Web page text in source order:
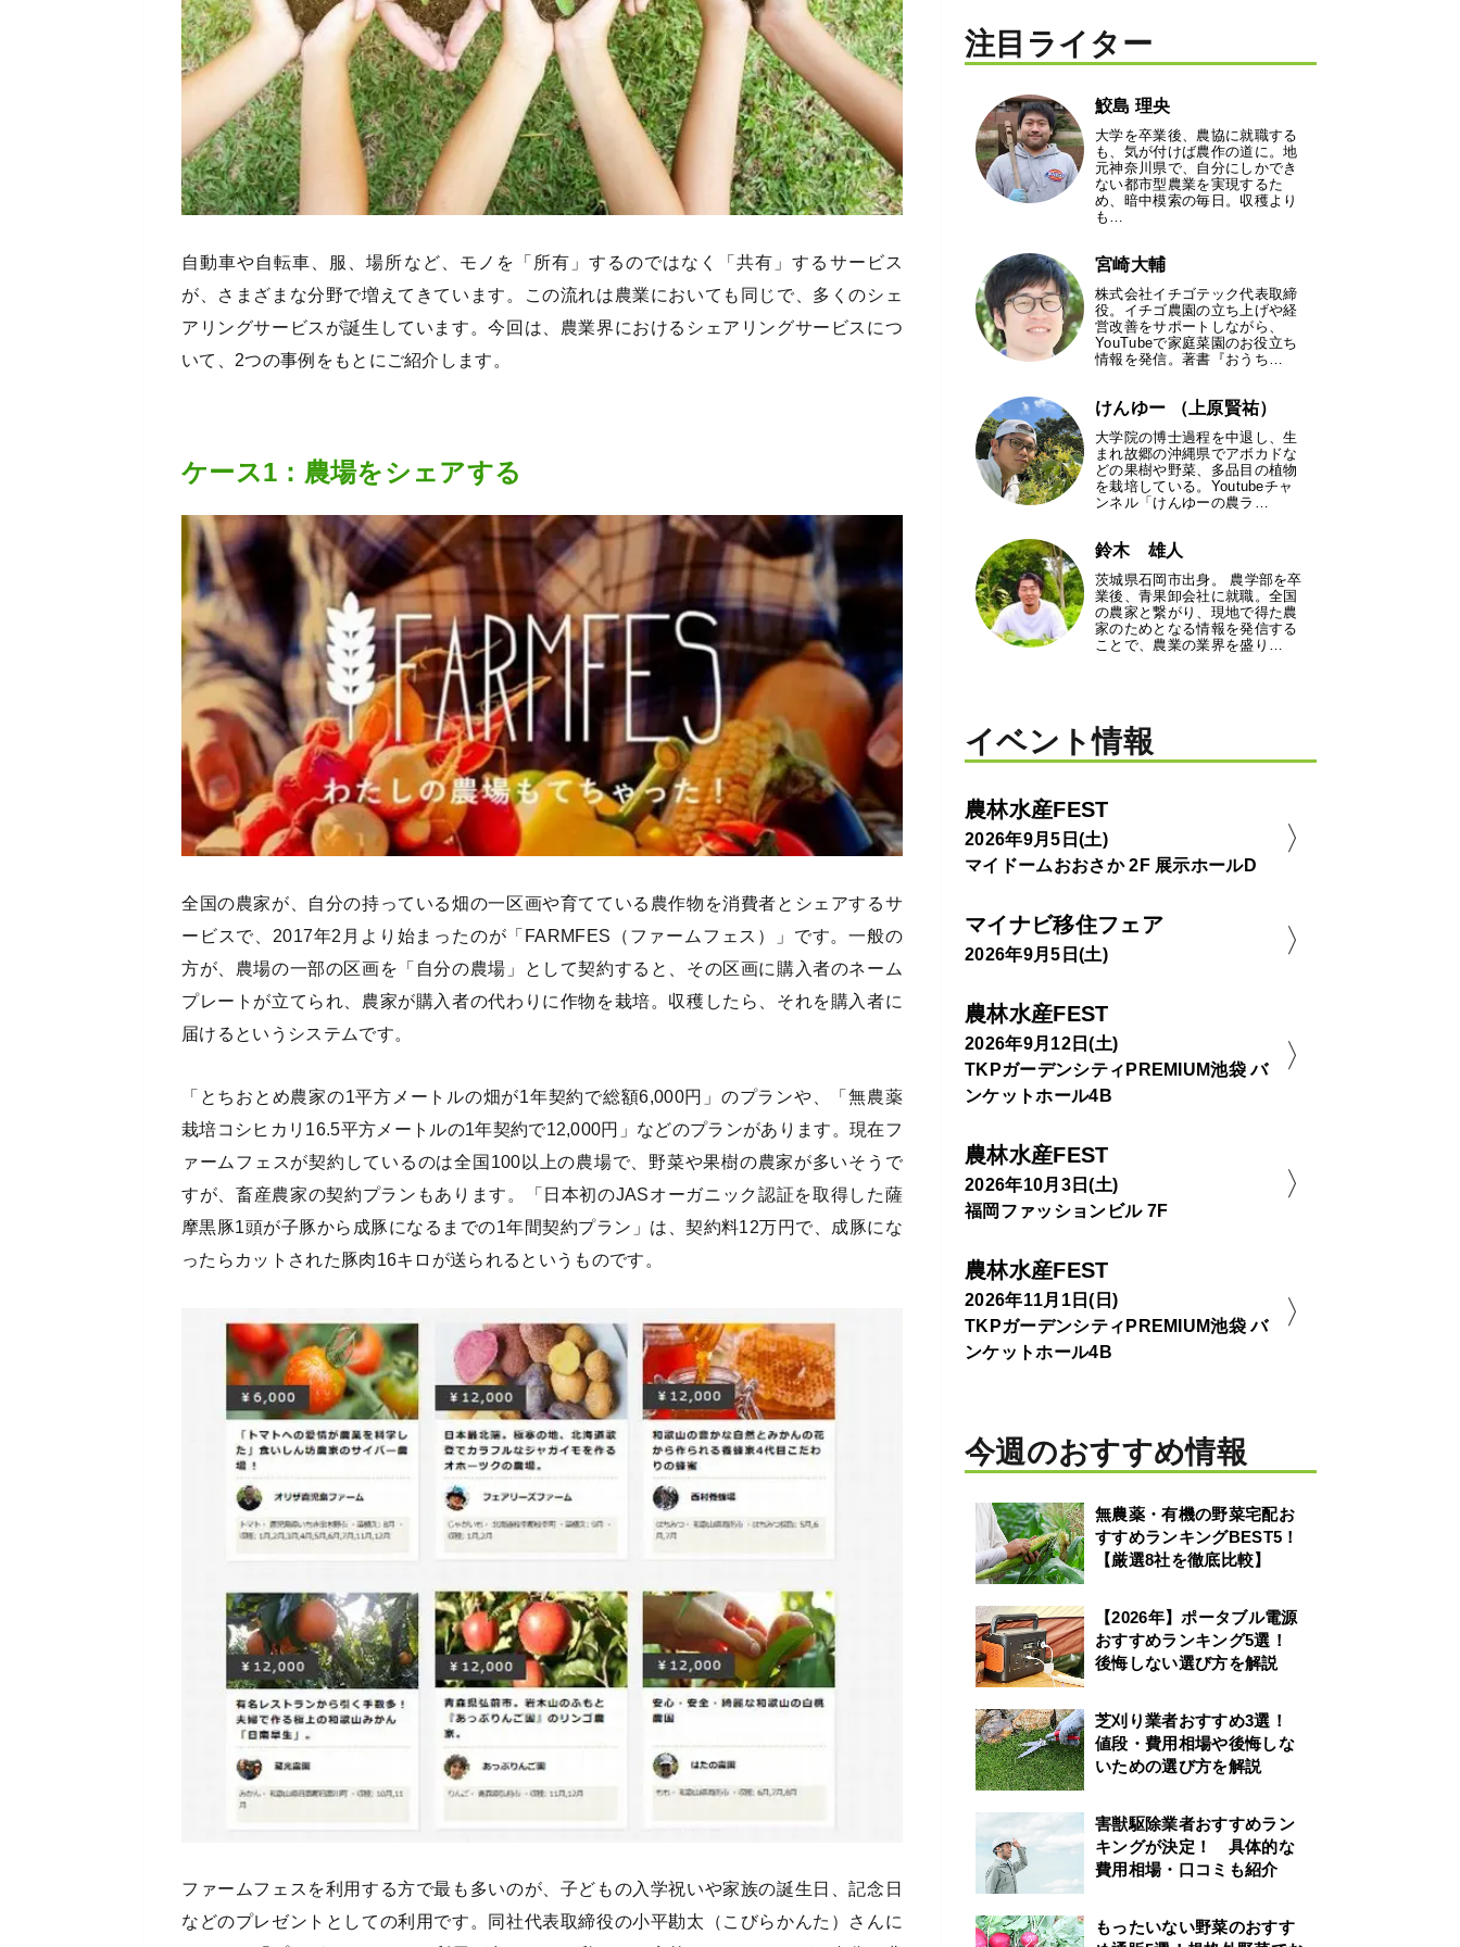
自動車や自転車、服、場所など、モノを「所有」するのではなく「共有」するサービス
が、さまざまな分野で増えてきています。この流れは農業においても同じで、多くのシェ
アリングサービスが誕生しています。今回は、農業界におけるシェアリングサービスにつ
いて、2つの事例をもとにご紹介します。
ケース1：農場をシェアする
全国の農家が、自分の持っている畑の一区画や育てている農作物を消費者とシェアするサ
ービスで、2017年2月より始まったのが「FARMFES（ファームフェス）」です。一般の
方が、農場の一部の区画を「自分の農場」として契約すると、その区画に購入者のネーム
プレートが立てられ、農家が購入者の代わりに作物を栽培。収穫したら、それを購入者に
届けるというシステムです。
「とちおとめ農家の1平方メートルの畑が1年契約で総額6,000円」のプランや、「無農薬
栽培コシヒカリ16.5平方メートルの1年契約で12,000円」などのプランがあります。現在フ
ァームフェスが契約しているのは全国100以上の農場で、野菜や果樹の農家が多いそうで
すが、畜産農家の契約プランもあります。「日本初のJASオーガニック認証を取得した薩
摩黒豚1頭が子豚から成豚になるまでの1年間契約プラン」は、契約料12万円で、成豚にな
ったらカットされた豚肉16キロが送られるというものです。
ファームフェスを利用する方で最も多いのが、子どもの入学祝いや家族の誕生日、記念日
などのプレゼントとしての利用です。同社代表取締役の小平勘太（こびらかんた）さんに
注目ライター
鮫島 理央
大学を卒業後、農協に就職する
も、気が付けば農作の道に。地
元神奈川県で、自分にしかでき
ない都市型農業を実現するた
め、暗中模索の毎日。収穫より
も…
宮崎大輔
株式会社イチゴテック代表取締
役。イチゴ農園の立ち上げや経
営改善をサポートしながら、
YouTubeで家庭菜園のお役立ち
情報を発信。著書『おうち…
けんゆー （上原賢祐）
大学院の博士過程を中退し、生
まれ故郷の沖縄県でアボカドな
どの果樹や野菜、多品目の植物
を栽培している。Youtubeチャ
ンネル「けんゆーの農ラ…
鈴木 雄人
茨城県石岡市出身。 農学部を卒
業後、青果卸会社に就職。全国
の農家と繋がり、現地で得た農
家のためとなる情報を発信する
ことで、農業の業界を盛り…
イベント情報
農林水産FEST
2026年9月5日(土)
マイドームおおさか 2F 展示ホールD
マイナビ移住フェア
2026年9月5日(土)
農林水産FEST
2026年9月12日(土)
TKPガーデンシティPREMIUM池袋 バ
ンケットホール4B
農林水産FEST
2026年10月3日(土)
福岡ファッションビル 7F
農林水産FEST
2026年11月1日(日)
TKPガーデンシティPREMIUM池袋 バ
ンケットホール4B
今週のおすすめ情報
無農薬・有機の野菜宅配お
すすめランキングBEST5！
【厳選8社を徹底比較】
【2026年】ポータブル電源
おすすめランキング5選！
後悔しない選び方を解説
芝刈り業者おすすめ3選！
値段・費用相場や後悔しな
いための選び方を解説
害獣駆除業者おすすめラン
キングが決定！ 具体的な
費用相場・口コミも紹介
もったいない野菜のおすす